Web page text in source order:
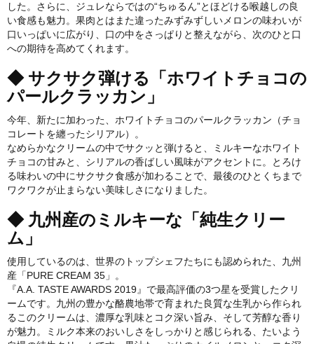
した。さらに、ジュレならではの“ちゅるん”とほどける喉越しの良
い食感も魅力。果肉とはまた違ったみずみずしいメロンの味わいが
口いっぱいに広がり、口の中をさっぱりと整えながら、次のひと口
への期待を高めてくれます。
◆ サクサク弾ける「ホワイトチョコの
パールクラッカン」
今年、新たに加わった、ホワイトチョコのパールクラッカン（チョ
コレートを纏ったシリアル）。
なめらかなクリームの中でサクッと弾けると、ミルキーなホワイト
チョコの甘みと、シリアルの香ばしい風味がアクセントに。とろけ
る味わいの中にサクサク食感が加わることで、最後のひとくちまで
ワクワクが止まらない美味しさになりました。
◆ 九州産のミルキーな「純生クリー
ム」
使用しているのは、世界のトップシェフたちにも認められた、九州
産「PURE CREAM 35」。
『A.A. TASTE AWARDS 2019』で最高評価の3つ星を受賞したクリ
ームです。九州の豊かな酪農地帯で育まれた良質な生乳から作られ
るこのクリームは、濃厚な乳味とコク深い旨み、そして芳醇な香り
が魅力。ミルク本来のおいしさをしっかりと感じられる、たいよう